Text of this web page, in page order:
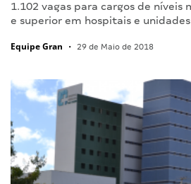
1.102 vagas para cargos de
e superior em hospitais e
Equipe Gran • 29 de Maio de 2018